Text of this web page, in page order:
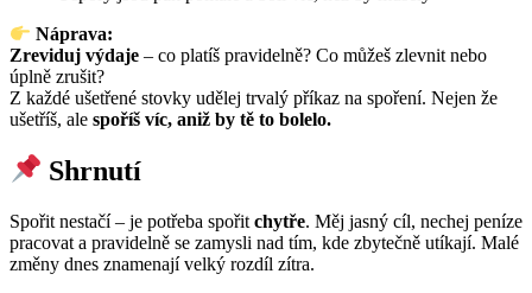
Náprava:
Zreviduj výdaje – co platíš pravidelně? Co můžeš zlevnit nebo
úplně zrušit?
Z každé ušetřené stovky udělej trvalý příkaz na spoření. Nejen že
ušetříš, ale spoříš víc, aniž by tě to bolelo.
Shrnutí
Spořit nestačí – je potřeba spořit chytře. Měj jasný cíl, nechej peníze
pracovat a pravidelně se zamysli nad tím, kde zbytečně utíkají. Malé
změny dnes znamenají velký rozdíl zítra.